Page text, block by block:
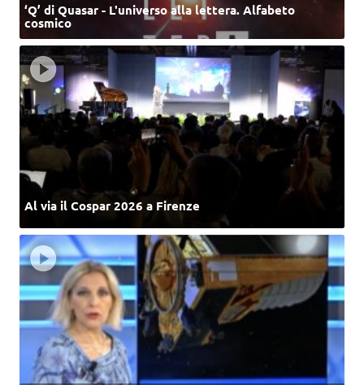
‘Q’ di Quasar - L'universo alla lettera. Alfabeto
cosmico
Al via il Cospar 2026 a Firenze